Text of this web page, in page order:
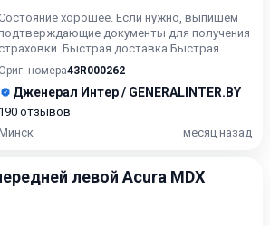
хорошее. Если нужно, выпишем
документы для получения
страховки. Быстрая доставка.Быстрая
доставка в любую точку. Во...
Ориг. номера43R000262
Дженерал Интер / GENERALINTER.BY
190 отзывов
месяц назад
левой Acura MDX